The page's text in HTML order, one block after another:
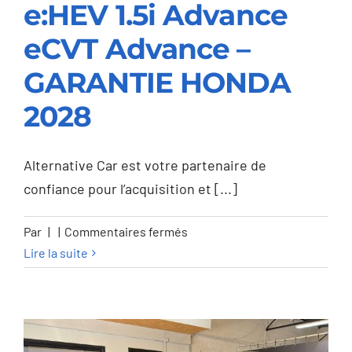
Honda HR-V HR-V
e:HEV 1.5i Advance
eCVT Advance –
GARANTIE HONDA
e:HEV 1.5i Advance
eCVT Advance –
GARANTIE HONDA
2028
Alternative Car est votre partenaire de
confiance pour l’acquisition et [...]
Par | | Commentaires fermés
HR-
HR-
V
Lire la suite